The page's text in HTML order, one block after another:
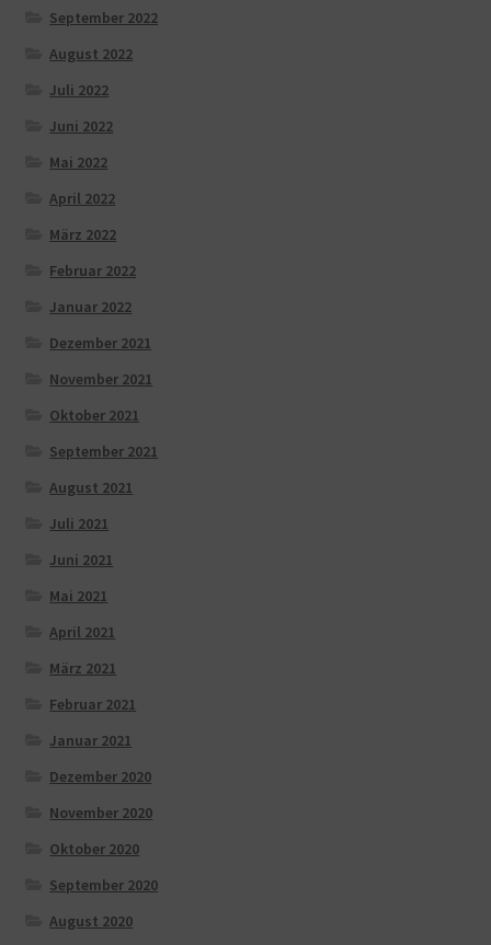
September 2022
August 2022
Juli 2022
Juni 2022
Mai 2022
April 2022
März 2022
Februar 2022
Januar 2022
Dezember 2021
November 2021
Oktober 2021
September 2021
August 2021
Juli 2021
Juni 2021
Mai 2021
April 2021
März 2021
Februar 2021
Januar 2021
Dezember 2020
November 2020
Oktober 2020
September 2020
August 2020